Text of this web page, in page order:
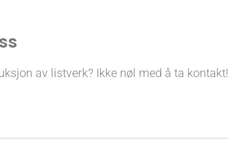
av listverk? Ikke nøl med å ta kontakt!